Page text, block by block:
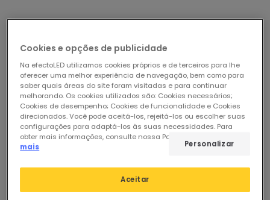
Antes 23,33 €
19,26 €
New
Aplique de Parede Exterior
Cookies e opções de publicidade
Na efectoLED utilizamos cookies próprios e de terceiros para lhe
oferecer uma melhor experiência de navegação, bem como para
saber quais áreas do site foram visitadas e para continuar
melhorando. Os cookies utilizados são: Cookies necessários;
Cookies de desempenho; Cookies de funcionalidade e Cookies
direcionados. Você pode aceitá-los, rejeitá-los ou escolher suas
configurações para adaptá-los às suas necessidades. Para
obter mais informações, consulte nossa Política de Cookies.
mais
Aceitar
Personalizar